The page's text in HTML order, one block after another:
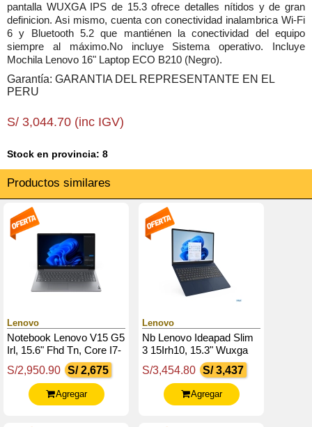
pantalla WUXGA IPS de 15.3 ofrece detalles nítidos y de gran
definicion. Asi mismo, cuenta con conectividad inalambrica Wi-Fi
6 y Bluetooth 5.2 que mantiénen la conectividad del equipo
siempre al máximo.No incluye Sistema operativo. Incluye
Mochila Lenovo 16" Laptop ECO B210 (Negro).
Garantía: GARANTIA DEL REPRESENTANTE EN EL
PERU
S/ 3,044.70 (inc IGV)
Stock en provincia: 8
Productos similares
Lenovo
Notebook Lenovo V15 G5
Irl, 15.6" Fhd Tn, Core I7-
13620H Hasta 4.90Ghz,
8Gb Ddr5-5200
S/2,950.90 S/ 2,675
Agregar
Lenovo
Nb Lenovo Ideapad Slim
3 15Irh10, 15.3" Wuxga
Ips, Core I7 13620H
Hasta 4.9Ghz, 16Gb
S/3,454.80 S/ 3,437
Agregar